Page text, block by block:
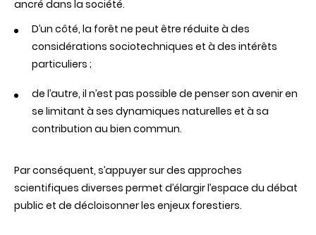
ancré dans la société.
D’un côté, la forêt ne peut être réduite à des
considérations sociotechniques et à des intérêts
particuliers ;
de l’autre, il n’est pas possible de penser son avenir en
se limitant à ses dynamiques naturelles et à sa
contribution au bien commun.
Par conséquent, s’appuyer sur des approches
scientifiques diverses permet d’élargir l’espace du débat
public et de décloisonner les enjeux forestiers.